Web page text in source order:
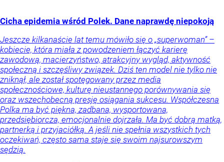
Cicha epidemia wśród Polek. Dane naprawdę niepokoją
Jeszcze kilkanaście lat temu mówiło się o „superwoman” –
kobiecie, która miała z powodzeniem łączyć karierę
zawodową, macierzyństwo, atrakcyjny wygląd, aktywność
społeczną i szczęśliwy związek. Dziś ten model nie tylko nie
zniknął, ale został spotęgowany przez media
społecznościowe, kulturę nieustannego porównywania się
oraz wszechobecną presję osiągania sukcesu. Współczesna
Polka ma być piękna, zadbana, wysportowana,
przedsiębiorcza, emocjonalnie dojrzała. Ma być dobrą matką,
partnerką i przyjaciółką. A jeśli nie spełnia wszystkich tych
oczekiwań, często sama staje się swoim najsurowszym
sędzią.